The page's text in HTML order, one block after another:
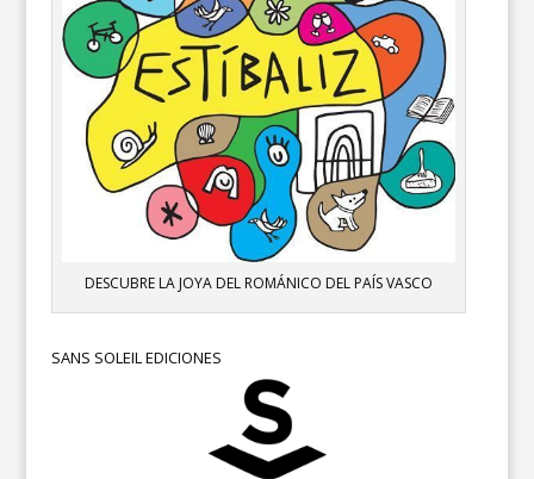
DESCUBRE LA JOYA DEL ROMÁNICO DEL PAÍS VASCO
SANS SOLEIL EDICIONES